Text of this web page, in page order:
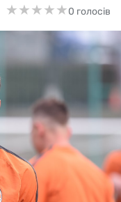
★★★★★
★★★★★0 голосів